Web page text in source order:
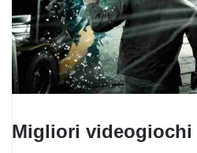
Migliori videogiochi